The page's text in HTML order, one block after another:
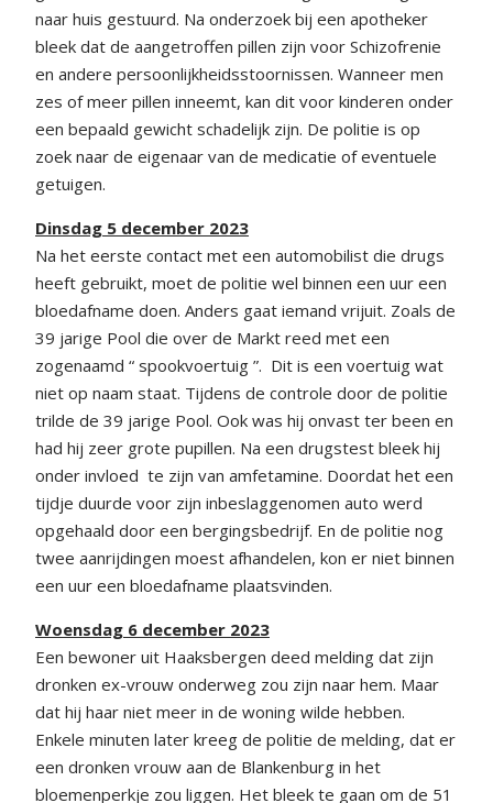
naar huis gestuurd. Na onderzoek bij een apotheker
bleek dat de aangetroffen pillen zijn voor Schizofrenie
en andere persoonlijkheidsstoornissen. Wanneer men
zes of meer pillen inneemt, kan dit voor kinderen onder
een bepaald gewicht schadelijk zijn. De politie is op
zoek naar de eigenaar van de medicatie of eventuele
getuigen.
Dinsdag 5 december 2023
Na het eerste contact met een automobilist die drugs
heeft gebruikt, moet de politie wel binnen een uur een
bloedafname doen. Anders gaat iemand vrijuit. Zoals de
39 jarige Pool die over de Markt reed met een
zogenaamd “ spookvoertuig ”. Dit is een voertuig wat
niet op naam staat. Tijdens de controle door de politie
trilde de 39 jarige Pool. Ook was hij onvast ter been en
had hij zeer grote pupillen. Na een drugstest bleek hij
onder invloed te zijn van amfetamine. Doordat het een
tijdje duurde voor zijn inbeslaggenomen auto werd
opgehaald door een bergingsbedrijf. En de politie nog
twee aanrijdingen moest afhandelen, kon er niet binnen
een uur een bloedafname plaatsvinden.
Woensdag 6 december 2023
Een bewoner uit Haaksbergen deed melding dat zijn
dronken ex-vrouw onderweg zou zijn naar hem. Maar
dat hij haar niet meer in de woning wilde hebben.
Enkele minuten later kreeg de politie de melding, dat er
een dronken vrouw aan de Blankenburg in het
bloemenperkje zou liggen. Het bleek te gaan om de 51